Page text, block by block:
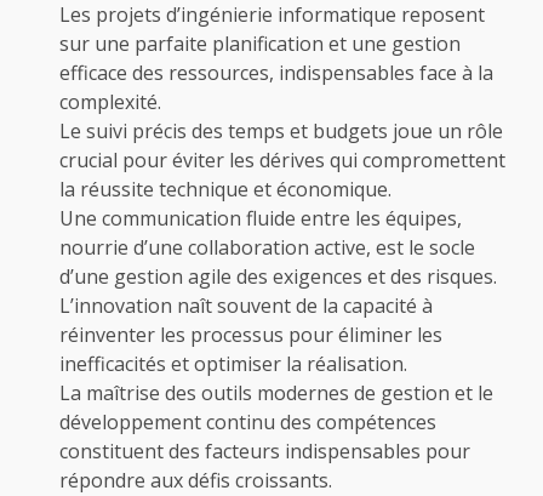
Les projets d’ingénierie informatique reposent
sur une parfaite planification et une gestion
efficace des ressources, indispensables face à la
complexité.
Le suivi précis des temps et budgets joue un rôle
crucial pour éviter les dérives qui compromettent
la réussite technique et économique.
Une communication fluide entre les équipes,
nourrie d’une collaboration active, est le socle
d’une gestion agile des exigences et des risques.
L’innovation naît souvent de la capacité à
réinventer les processus pour éliminer les
inefficacités et optimiser la réalisation.
La maîtrise des outils modernes de gestion et le
développement continu des compétences
constituent des facteurs indispensables pour
répondre aux défis croissants.